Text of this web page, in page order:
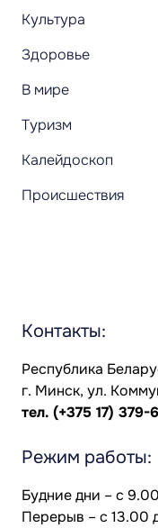
Культура
Здоровье
В мире
Туризм
Калейдоскоп
Происшествия
Контакты:
Республика
г. Минск, ул.
тел. (+375 17) 379-
Режим работы:
Будние дни – с
Перерыв – с 13.00